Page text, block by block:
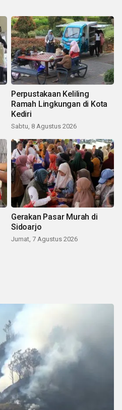
Perpustakaan Keliling
Ramah Lingkungan di Kota
Kediri
Sabtu, 8 Agustus 2026
Gerakan Pasar Murah di
Sidoarjo
Jumat, 7 Agustus 2026